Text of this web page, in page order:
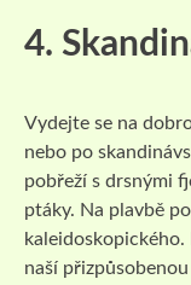
4.
Vydejte se na
nebo po
pobřeží s drsnými
ptáky. Na plavbě
naší